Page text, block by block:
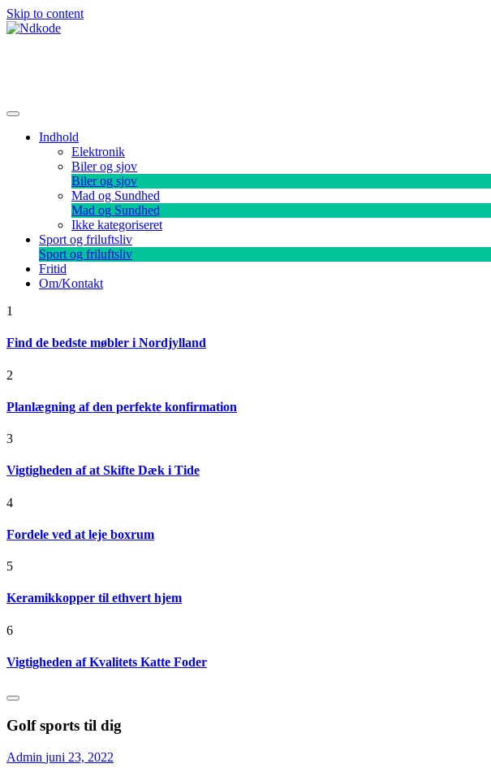
Skip to content
Indhold
Elektronik
Biler og sjov
Biler og sjov
Mad og Sundhed
Mad og Sundhed
Ikke kategoriseret
Sport og friluftsliv
Sport og friluftsliv
Fritid
Om/Kontakt
1
Find de bedste møbler i Nordjylland
2
Planlægning af den perfekte konfirmation
3
Vigtigheden af at Skifte Dæk i Tide
4
Fordele ved at leje boxrum
5
Keramikkopper til ethvert hjem
6
Vigtigheden af Kvalitets Katte Foder
Golf sports til dig
Admin juni 23, 2022